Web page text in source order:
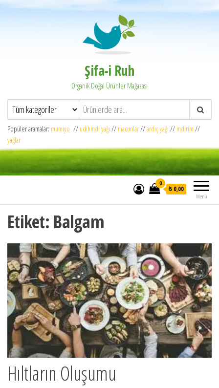
Şifa-i Ruh
Organik Doğal Ürünler Mağazası
Popüler aramalar: mumiyo // udihindi yağı // macunlar//ardıç yağı // indirim //
yağlar
Menü
0
₺ 0,00
Etiket: Balgam
Hıltların Oluşumu